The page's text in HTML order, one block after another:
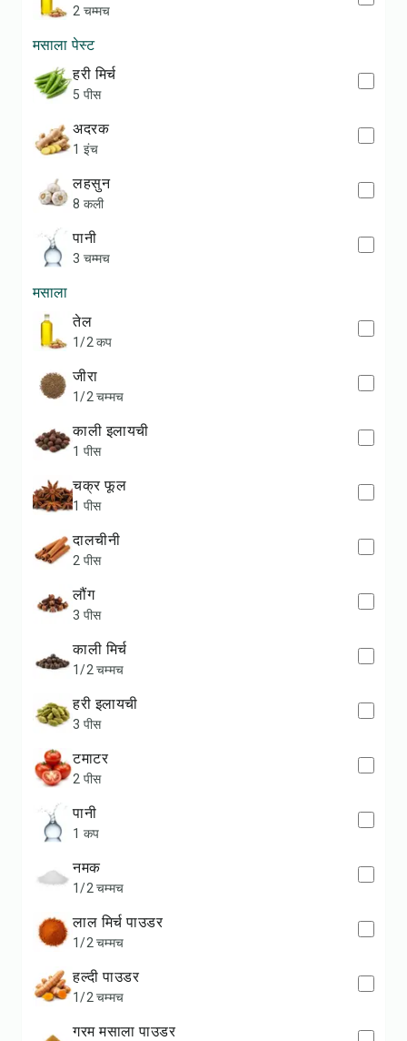
2 चम्मच
मसाला पेस्ट
हरी मिर्च
5 पीस
अदरक
1 इंच
लहसुन
8 कली
पानी
3 चम्मच
मसाला
तेल
1/2 कप
जीरा
1/2 चम्मच
काली इलायची
1 पीस
चक्र फूल
1 पीस
दालचीनी
2 पीस
लौंग
3 पीस
काली मिर्च
1/2 चम्मच
हरी इलायची
3 पीस
टमाटर
2 पीस
पानी
1 कप
नमक
1/2 चम्मच
लाल मिर्च पाउडर
1/2 चम्मच
हल्दी पाउडर
1/2 चम्मच
गरम मसाला पाउडर